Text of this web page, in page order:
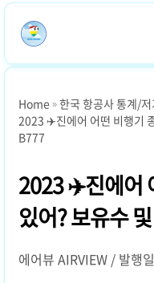
본문 바로가기
Home
한국 항공사 통계/
2023 ✈️진에어 어떤 비행기
B777
2023 ✈️진에어
있어? 보유수
에어뷰 AIRVIEW 발행